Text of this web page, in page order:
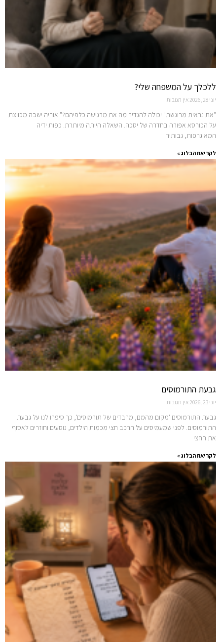
ללכלך על המשפחה שלי?
יוני 28, 2026 אין תגובות
"את נראית מרוגשת" יכולה להגדיר מה את מרגישה כלפיהם?" אוריה ישבה מכווצת
על הכורסא אפורה בחדרה של יסכה. השאלה הייתה מיותרת. כפות ידיה
המאוגרפות, גבותיה
לקריאת הבלוג »
גבעת התורמוסים
יוני 23, 2026 אין תגובות
גבעת התורמוסים 'מקום מהמם, מרבדים של תורמוסים', כך סיפרו לנו על גבעת
התורמוסים. לפני שמעמיסים על הרכב חצי מכמות הילדים, נוסעים וחוזרים לאסוף
את החצי
לקריאת הבלוג »